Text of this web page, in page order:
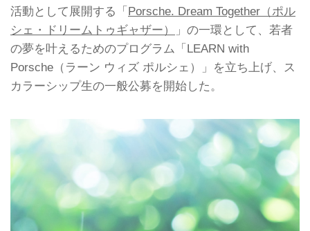
活動として展開する「Porsche. Dream Together（ポル
シェ・ドリームトゥギャザー）
」の一環として、若者
の夢を叶えるためのプログラム「LEARN with
Porsche（ラーン ウィズ ポルシェ）」を立ち上げ、ス
カラーシップ生の一般公募を開始した。